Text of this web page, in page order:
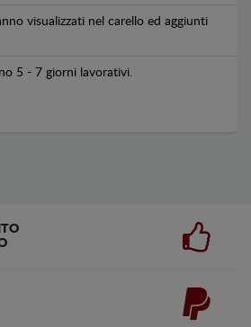
visualizzati nel carello ed aggiunti
5 - 7 giorni lavorativi.